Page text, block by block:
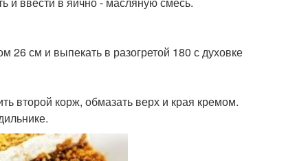
см и выпекать в разогретой 180 с духовке
второй корж, обмазать верх и края кремом.